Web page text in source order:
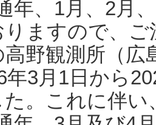
年、1月、2月
ますので、
野観測所（
年3月1日から
。これに伴い